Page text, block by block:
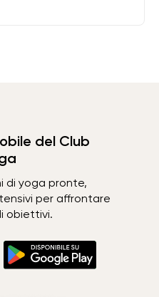
del Club
di yoga pronte,
per affrontare
obiettivi.